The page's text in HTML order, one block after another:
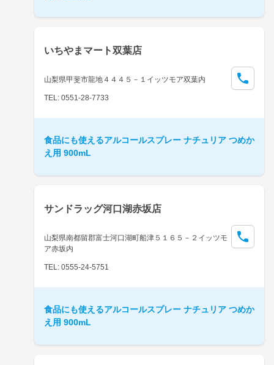
いちやまマート双葉店
山梨県甲斐市龍地４４４５－１イッツモア双葉内
TEL: 0551-28-7733
食品にも使えるアルコールスプレー ナチュリア つめか
え用 900mL
サンドラッグ河口湖赤坂店
山梨県南都留郡富士河口湖町船津５１６５－２イッツモ
ア赤坂内
TEL: 0555-24-5751
食品にも使えるアルコールスプレー ナチュリア つめか
え用 900mL